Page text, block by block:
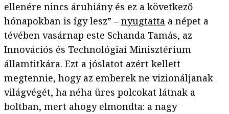
ellenére nincs áruhiány és ez a következő
hónapokban is így lesz” – nyugtatta a népet a
tévében vasárnap este Schanda Tamás, az
Innovációs és Technológiai Minisztérium
államtitkára. Ezt a jóslatot azért kellett
megtennie, hogy az emberek ne vizionáljanak
világvégét, ha néha üres polcokat látnak a
boltban, mert ahogy elmondta: a nagy